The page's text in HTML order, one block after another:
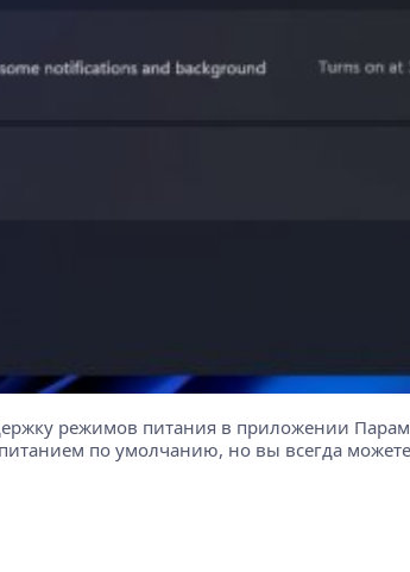
режимов питания в приложении
по умолчанию, но вы всегда